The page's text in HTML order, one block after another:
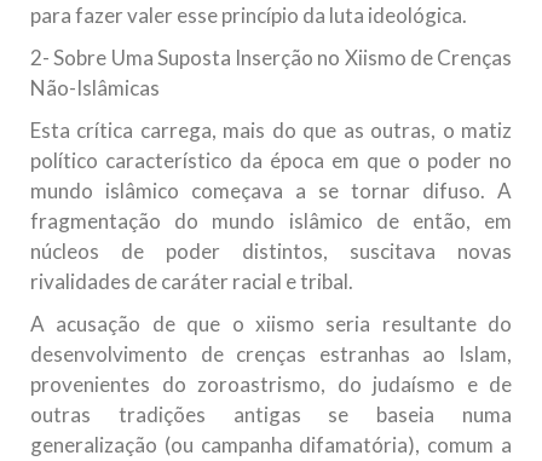
para fazer valer esse princípio da luta ideológica.
2- Sobre Uma Suposta Inserção no Xiismo de Crenças
Não-Islâmicas
Esta crítica carrega, mais do que as outras, o matiz
político característico da época em que o poder no
mundo islâmico começava a se tornar difuso. A
fragmentação do mundo islâmico de então, em
núcleos de poder distintos, suscitava novas
rivalidades de caráter racial e tribal.
A acusação de que o xiismo seria resultante do
desenvolvimento de crenças estranhas ao Islam,
provenientes do zoroastrismo, do judaísmo e de
outras tradições antigas se baseia numa
generalização (ou campanha difamatória), comum a